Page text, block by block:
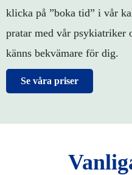
klicka på ”boka tid” i vår
pratar med vår psykiatriker
känns bekvämare för dig.
Se våra priser